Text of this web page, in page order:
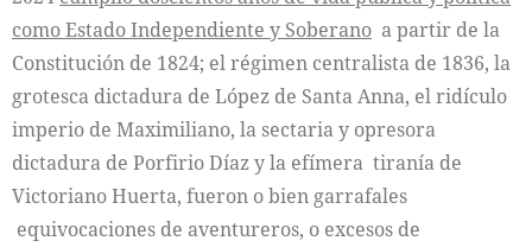
como Estado Independiente y Soberano a partir de la
Constitución de 1824; el régimen centralista de 1836, la
grotesca dictadura de López de Santa Anna, el ridículo
imperio de Maximiliano, la sectaria y opresora
dictadura de Porfirio Díaz y la efímera tiranía de
Victoriano Huerta, fueron o bien garrafales
equivocaciones de aventureros, o excesos de